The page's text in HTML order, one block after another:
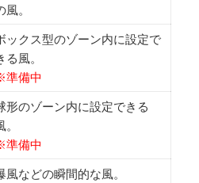
風。
ックス型のゾーン内に設定で
る風。
準備中
形のゾーン内に設定できる
。
準備中
風などの瞬間的な風。